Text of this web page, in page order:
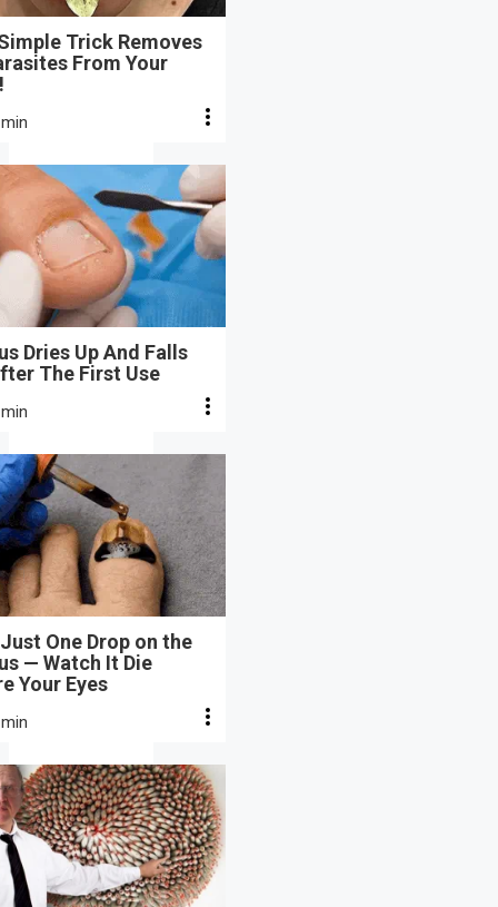
Trick Removes
From Your
Dries Up And Falls
The First Use
One Drop on the
— Watch It Die
Your Eyes